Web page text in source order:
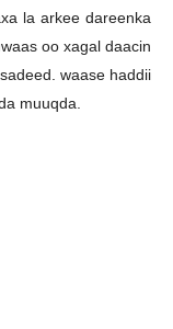
la arkee dareenka
oo xagal daacin
waase haddii
muuqda.